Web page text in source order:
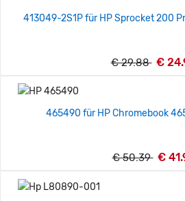
413049-2S1P für HP Sprocket 200
€ 29.88 €
465490 für HP Chromebook
€ 50.39 €